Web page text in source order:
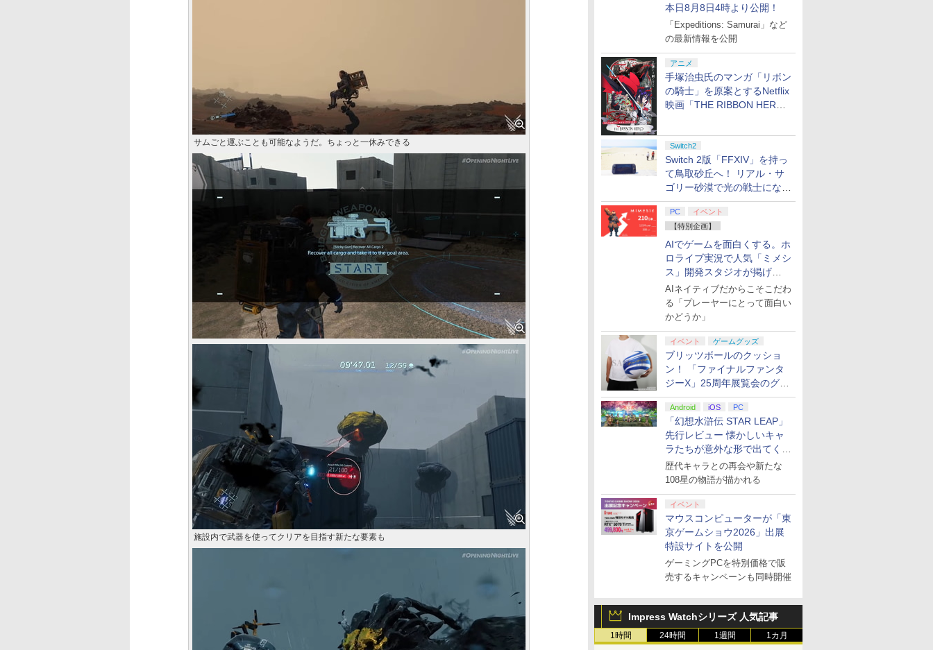
本日8月8日4時より公開！
「Expeditions: Samurai」など
の最新情報を公開
アニメ
手塚治虫氏のマンガ「リボン
の騎士」を原案とするNetflix
映画「THE RIBBON HERO
Switch2
Switch 2版「FFXIV」を持っ
て鳥取砂丘へ！ リアル・サ
ゴリー砂漠で光の戦士になっ
てみた
PC
イベント
【特別企画】
AIでゲームを面白くする。ホ
ロライブ実況で人気「ミメシ
ス」開発スタジオが掲げ
る“AI活用の信念”とは？【講
演レポート】
AIネイティブだからこそこだわ
る「プレーヤーにとって面白い
かどうか」
イベント ゲームグッズ
ブリッツボールのクッショ
ン！ 「ファイナルファンタ
ジーX」25周年展覧会のグッ
ズ情報が公開
Android iOS PC
「幻想水滸伝 STAR LEAP」
先行レビュー 懐かしいキャ
ラたちが意外な形で出てくる
シリーズ完全新作！
歴代キャラとの再会や新たな
108星の物語が描かれる
イベント
マウスコンピューターが「東
京ゲームショウ2026」出展
特設サイトを公開
ゲーミングPCを特別価格で販
売するキャンペーンも同時開催
Impress Watchシリーズ 人気記事
1時間 24時間 1週間 1カ月
サムごと運ぶことも可能なようだ。ちょっと一休みできる
施設内で武器を使ってクリアを目指す新たな要素も